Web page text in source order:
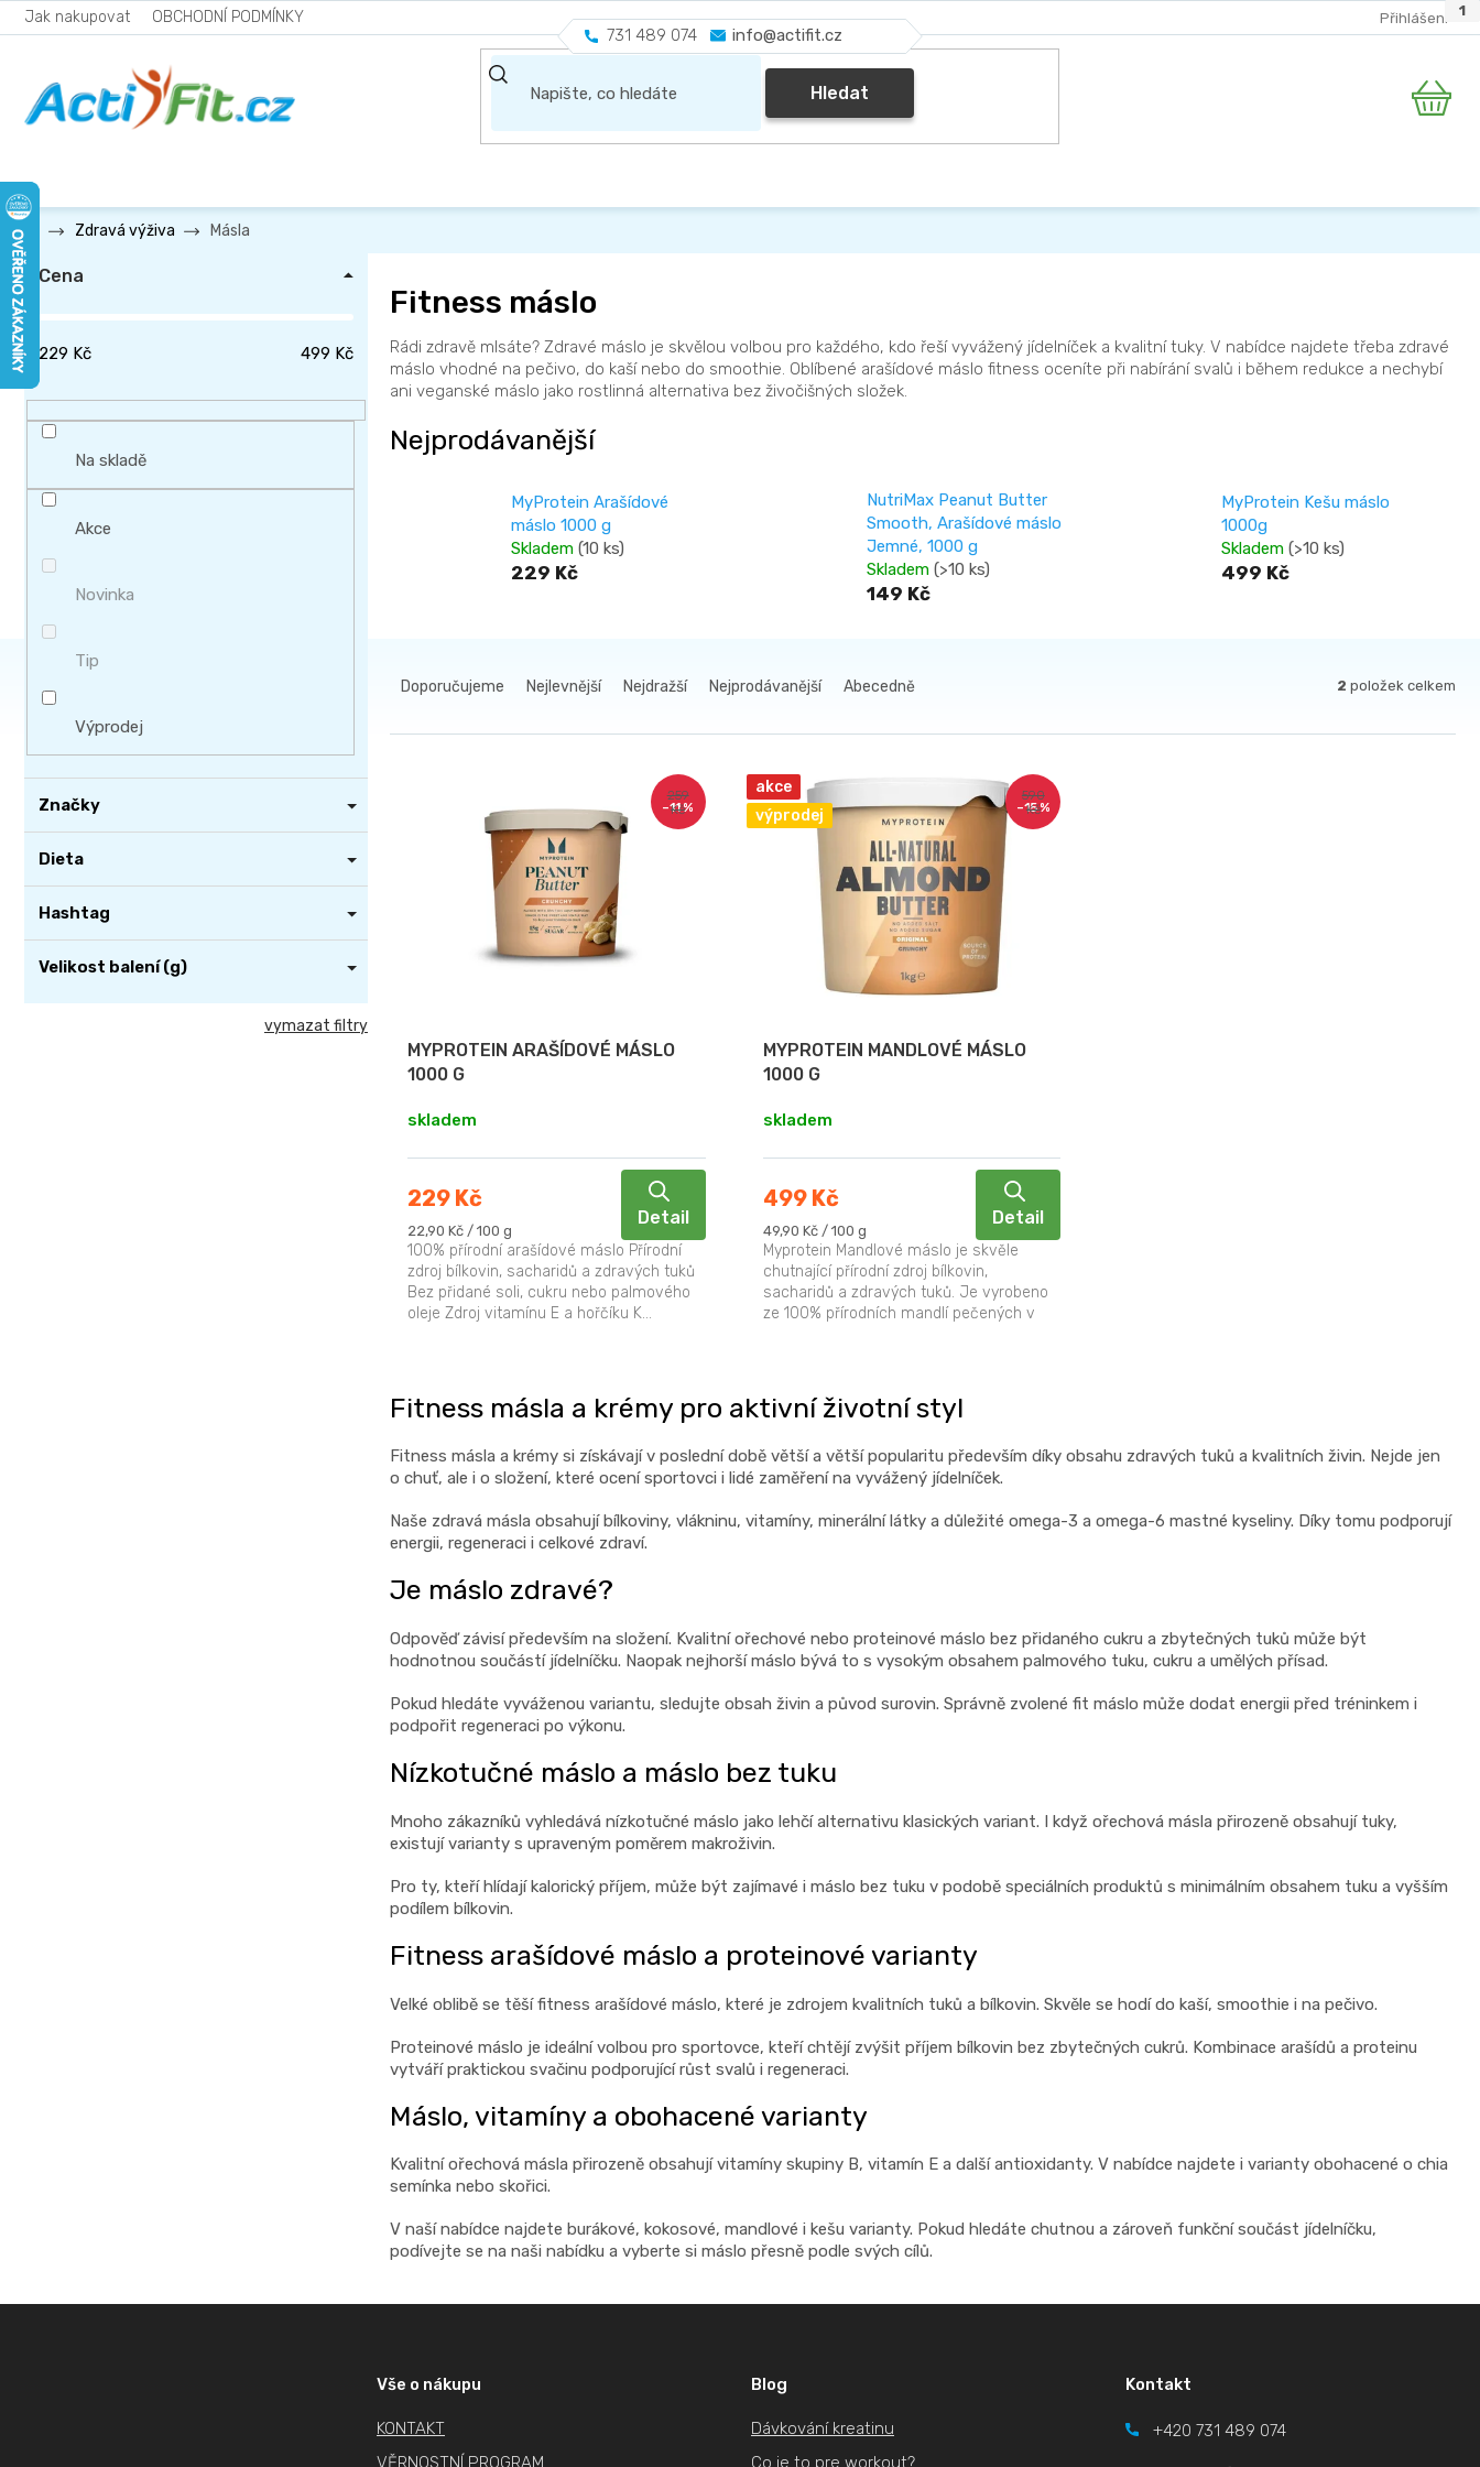
Přejít
na
731 489 074 info@actifit.cz
Jak nakupovat OBCHODNÍ PODMÍNKY Přihlášení
Hledat Nákupní
Zdravá výživa Másla
P
o
s
t
r
a
Cena
229 Kč 499 Kč
Na skladě
2
Akce
1
Novinka
0
Tip
0
Výprodej
1
Značky
Dieta
Hashtag
Velikost balení (g)
vymazat filtry
Fitness máslo
Rádi zdravě mlsáte? Zdravé máslo je skvělou volbou pro každého, kdo řeší vyvážený jídelníček a kvalitní tuky. V nabídce najdete třeba zdravé
máslo vhodné na pečivo, do kaší nebo do smoothie. Oblíbené arašídové máslo fitness oceníte při nabírání svalů i během redukce a nechybí
ani veganské máslo jako rostlinná alternativa bez živočišných složek.
Nejprodávanější
MyProtein Arašídové
máslo 1000 g
Skladem (10 ks)
229 Kč
NutriMax Peanut Butter
Smooth, Arašídové máslo
Jemné, 1000 g
Skladem (>10 ks)
149 Kč
MyProtein Kešu máslo
1000g
Skladem(>10 ks)
499 Kč
aDoporučujeme Nejlevnější Nejdražší Nejprodávanější Abecedně 2 položek celkem
259
Kč
–11 %
MYPROTEIN ARAŠÍDOVÉ MÁSLO
1000 G
skladem
229 Kč
Měrná
cena:
22,90 Kč / 100 g
Detail
100% přírodní arašídové máslo Přírodní
zdroj bílkovin, sacharidů a zdravých tuků
Bez přidané soli, cukru nebo palmového
oleje Zdroj vitamínu E a hořčíku K...
akce
výprodej
590
Kč
–15 %
MYPROTEIN MANDLOVÉ MÁSLO
1000 G
skladem
499 Kč
Měrná
cena:
49,90 Kč / 100 g
Detail
Myprotein Mandlové máslo je skvěle
chutnající přírodní zdroj bílkovin,
sacharidů a zdravých tuků. Je vyrobeno
ze 100% přírodních mandlí pečených v
v
l
á
d
c
v
k
v
s
Fitness másla a krémy pro aktivní životní styl
Fitness másla a krémy si získávají v poslední době větší a větší popularitu především díky obsahu zdravých tuků a kvalitních živin. Nejde jen
o chuť, ale i o složení, které ocení sportovci i lidé zaměření na vyvážený jídelníček.
Naše zdravá másla obsahují bílkoviny, vlákninu, vitamíny, minerální látky a důležité omega-3 a omega-6 mastné kyseliny. Díky tomu podporují
energii, regeneraci i celkové zdraví.
Je máslo zdravé?
Odpověď závisí především na složení. Kvalitní ořechové nebo proteinové máslo bez přidaného cukru a zbytečných tuků může být
hodnotnou součástí jídelníčku. Naopak nejhorší máslo bývá to s vysokým obsahem palmového tuku, cukru a umělých přísad.
Pokud hledáte vyváženou variantu, sledujte obsah živin a původ surovin. Správně zvolené fit máslo může dodat energii před tréninkem i
podpořit regeneraci po výkonu.
Nízkotučné máslo a máslo bez tuku
Mnoho zákazníků vyhledává nízkotučné máslo jako lehčí alternativu klasických variant. I když ořechová másla přirozeně obsahují tuky,
existují varianty s upraveným poměrem makroživin.
Pro ty, kteří hlídají kalorický příjem, může být zajímavé i máslo bez tuku v podobě speciálních produktů s minimálním obsahem tuku a vyšším
podílem bílkovin.
Fitness arašídové máslo a proteinové varianty
Velké oblibě se těší fitness arašídové máslo, které je zdrojem kvalitních tuků a bílkovin. Skvěle se hodí do kaší, smoothie i na pečivo.
Proteinové máslo je ideální volbou pro sportovce, kteří chtějí zvýšit příjem bílkovin bez zbytečných cukrů. Kombinace arašídů a proteinu
vytváří praktickou svačinu podporující růst svalů i regeneraci.
Máslo, vitamíny a obohacené varianty
Kvalitní ořechová másla přirozeně obsahují vitamíny skupiny B, vitamín E a další antioxidanty. V nabídce najdete i varianty obohacené o chia
semínka nebo skořici.
V naší nabídce najdete burákové, kokosové, mandlové i kešu varianty. Pokud hledáte chutnou a zároveň funkční součást jídelníčku,
podívejte se na naši nabídku a vyberte si máslo přesně podle svých cílů.
Vše o nákupu
KONTAKT
VĚRNOSTNÍ PROGRAM
Blog
Dávkování kreatinu
Co je to pre workout?
Kontakt
+420 731 489 074